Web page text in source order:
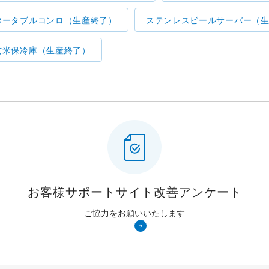
ータブルコンロ（生産終了） ステンレスビールサーバー（生
米保冷庫（生産終了）
お客様サポートサイト 改善アンケート
ご協力をお願いいたします